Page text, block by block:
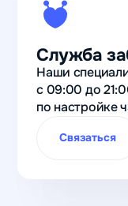
Служба
Наши
с 09:00 до
по настройке
Связаться